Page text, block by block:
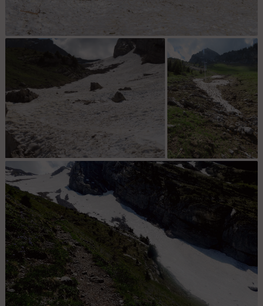
Bien constellé sur la fin ... mais ça passe sans aucun mal
C'est là qu'on déchausse
le dernier névé juste
au dessus du GR